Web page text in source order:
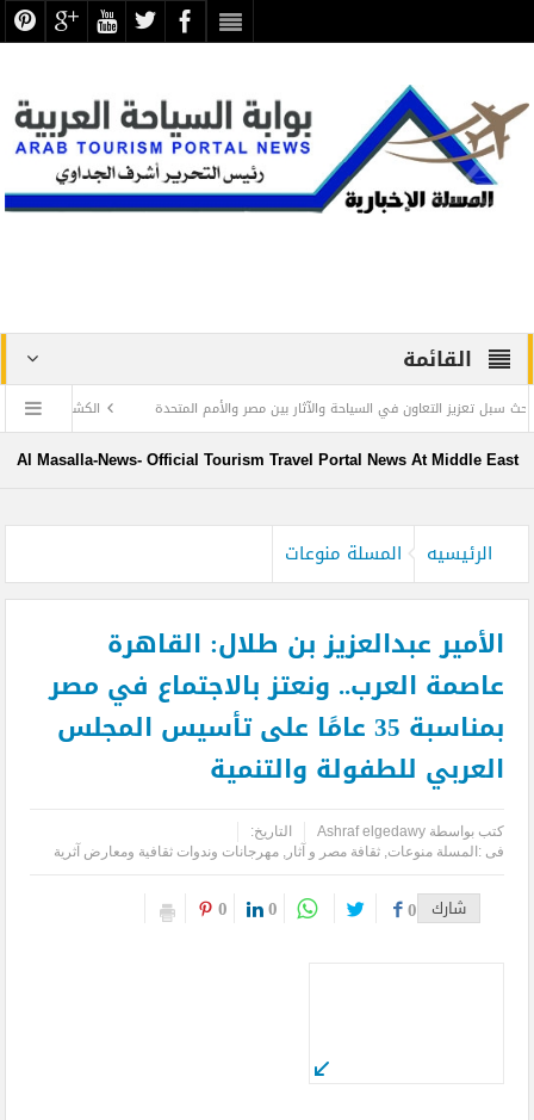
القائمة
في السياحة والآثار بين مصر والأمم المتحدة الكشف عن أكثر من 2000 رؤوس الكباش المحنطة تعود للعصر البطلمي في منطقة أبيدوس
Al Masalla-News- Official Tourism Travel Portal News At Middle East
الرئيسيه المسلة منوعات
الأمير عبدالعزيز بن طلال: القاهرة
عاصمة العرب.. ونعتز بالاجتماع في مصر
بمناسبة 35 عامًا على تأسيس المجلس
العربي للطفولة والتنمية
كتب بواسطةAshraf elgedawy
التاريخ:
فى :المسلة منوعات ,ثقافة مصر و آثار ,مهرجانات وندوات ثقافية ومعارض آثرية
شارك 0
0
0